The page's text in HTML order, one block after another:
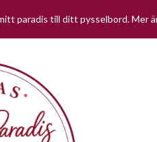
paradis till ditt pysselbord. Mer